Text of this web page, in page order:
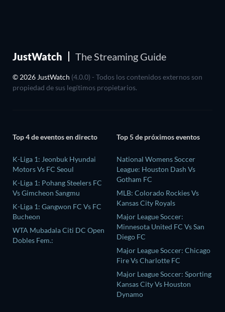
JustWatch The Streaming Guide
© 2026 JustWatch (4.0.0) - Todos los contenidos externos son
propiedad de sus legítimos propietarios.
Top 4 de eventos en directo
K-Liga 1: Jeonbuk Hyundai
Motors Vs FC Seoul
K-Liga 1: Pohang Steelers FC
Vs Gimcheon Sangmu
K-Liga 1: Gangwon FC Vs FC
Bucheon
WTA Mubadala Citi DC Open
Dobles Fem.:
Top 5 de próximos eventos
National Womens Soccer
League: Houston Dash Vs
Gotham FC
MLB: Colorado Rockies Vs
Kansas City Royals
Major League Soccer:
Minnesota United FC Vs San
Diego FC
Major League Soccer: Chicago
Fire Vs Charlotte FC
Major League Soccer: Sporting
Kansas City Vs Houston
Dynamo